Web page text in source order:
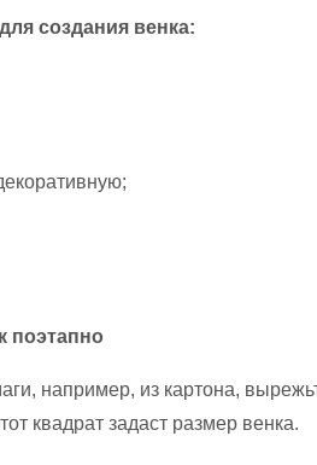
создания венка:
поэтапно
например, из картона,
квадрат задаст размер венка.